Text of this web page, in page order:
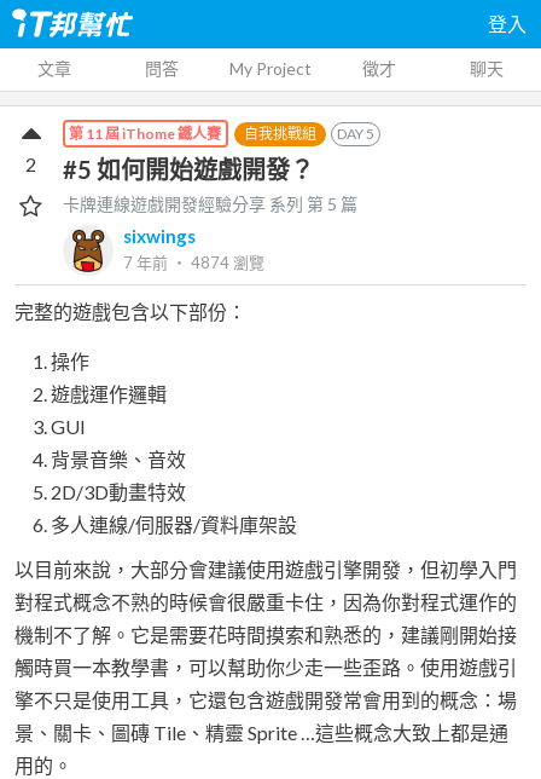
登入
文章 問答 My Project 徵才 聊天
第 11 屆 iThome 鐵人賽 自我挑戰組 DAY5
#5 如何開始遊戲開發？
卡牌連線遊戲開發經驗分享 系列 第 5 篇
sixwings
7 年前 ‧ 4874瀏覽
2
完整的遊戲包含以下部份：
操作
遊戲運作邏輯
GUI
背景音樂、音效
2D/3D動畫特效
多人連線/伺服器/資料庫架設
以目前來說，大部分會建議使用遊戲引擎開發，但初學入門
對程式概念不熟的時候會很嚴重卡住，因為你對程式運作的
機制不了解。它是需要花時間摸索和熟悉的，建議剛開始接
觸時買一本教學書，可以幫助你少走一些歪路。使用遊戲引
擎不只是使用工具，它還包含遊戲開發常會用到的概念：場
景、關卡、圖磚 Tile、精靈 Sprite …這些概念大致上都是通
用的。